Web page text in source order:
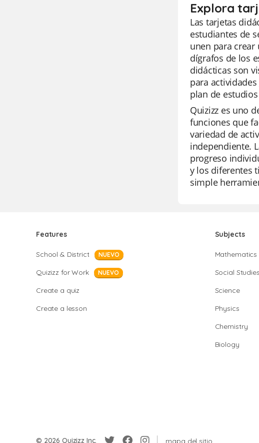
Explora
Las tarjetas
estudiantes de
unen para
dígrafos de los
didácticas son
para
plan de
Quizizz es uno
funciones que
variedad de
independiente.
progreso
y los diferentes
simple
Features
School & District NUEVO
Quizizz for Work NUEVO
Create a quiz
Create a lesson
Subjects
Mathematics
Social Studies
Science
Physics
Chemistry
Biology
© 2026 Quizizz Inc. mapa del sitio